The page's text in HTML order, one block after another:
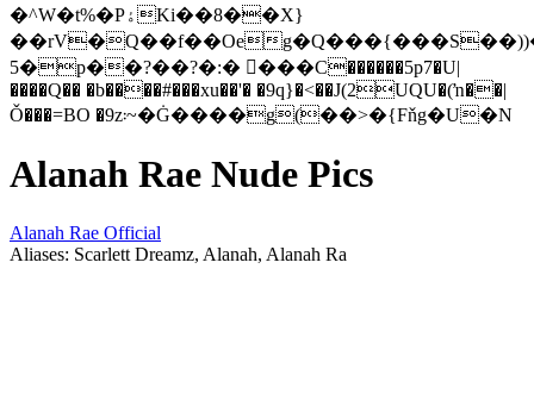
�^W�t%�PۀKi��8��X}
��rV�Q��f��Oe
5�p��?��?�:� �ْ��C������5p7�U|
����Q�� �b����#���xu��'� �9q}�<��J(2UQU�(ŉ��|
Ǒ���=BO �9z܃~�Ġ����g(��>�{Fňg�U�N
Alanah Rae Nude Pics
Alanah Rae Official
Aliases: Scarlett Dreamz, Alanah, Alanah Ra